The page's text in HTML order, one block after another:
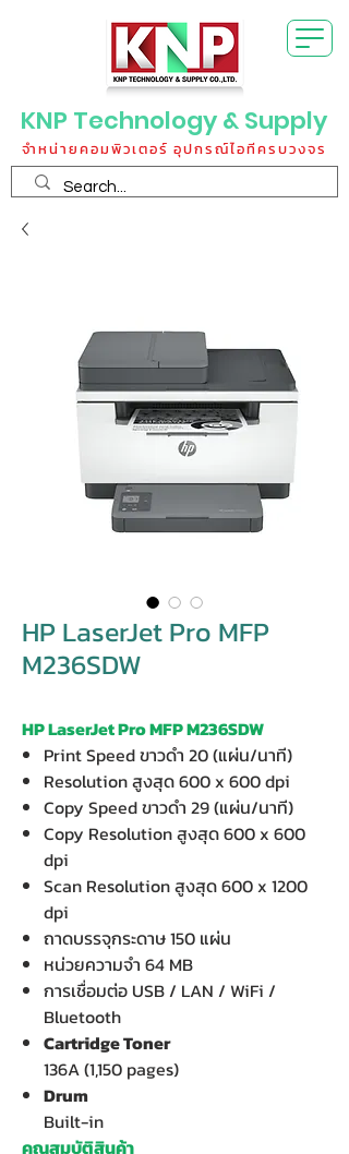
KNP Technology & Supply
จำหน่ายคอมพิวเตอร์ อุปกรณ์ไอทีครบวงจร
HP LaserJet Pro MFP
M236SDW
HP LaserJet Pro MFP M236SDW
Print Speed ขาวดำ 20 (แผ่น/นาที)
Resolution สูงสุด 600 x 600 dpi
Copy Speed ขาวดำ 29 (แผ่น/นาที)
Copy Resolution สูงสุด 600 x 600
dpi
Scan Resolution สูงสุด 600 x 1200
dpi
ถาดบรรจุกระดาษ 150 แผ่น
หน่วยความจำ 64 MB
การเชื่อมต่อ USB / LAN / WiFi /
Bluetooth
Cartridge Toner
136A (1,150 pages)
Drum
Built-in
คุณสมบัติสินค้า